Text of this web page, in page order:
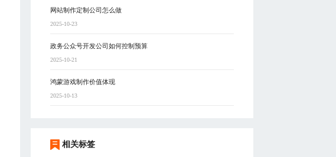
网站制作定制公司怎么做
2025-10-23
政务公众号开发公司如何控制预算
2025-10-21
鸿蒙游戏制作价值体现
2025-10-13
相关标签